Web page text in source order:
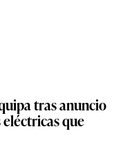
tras anuncio
que